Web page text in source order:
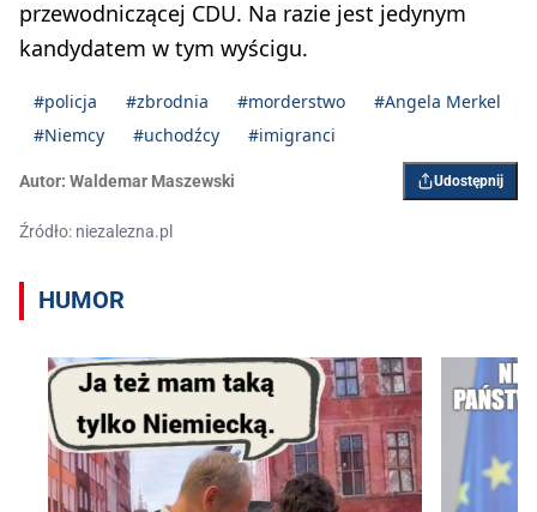
przewodniczącej CDU. Na razie jest jedynym
kandydatem w tym wyścigu.
#policja #zbrodnia #morderstwo
#Angela Merkel
#Niemcy
#uchodźcy #imigranci
Autor: Waldemar Maszewski Udostępnij
Źródło: niezalezna.pl
HUMOR